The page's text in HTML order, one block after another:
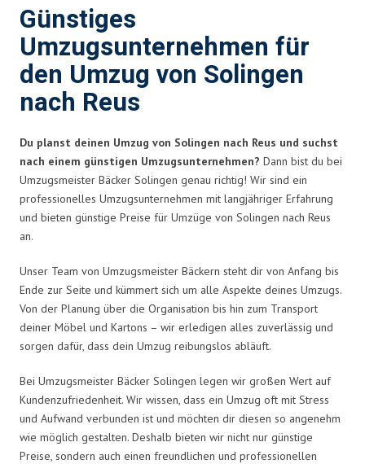
Günstiges
Umzugsunternehmen für
den Umzug von Solingen
nach Reus
Du planst deinen Umzug von Solingen nach Reus und suchst
nach einem günstigen Umzugsunternehmen? Dann bist du bei
Umzugsmeister Bäcker Solingen genau richtig! Wir sind ein
professionelles Umzugsunternehmen mit langjähriger Erfahrung
und bieten günstige Preise für Umzüge von Solingen nach Reus
an.
Unser Team von Umzugsmeister Bäckern steht dir von Anfang bis
Ende zur Seite und kümmert sich um alle Aspekte deines Umzugs.
Von der Planung über die Organisation bis hin zum Transport
deiner Möbel und Kartons – wir erledigen alles zuverlässig und
sorgen dafür, dass dein Umzug reibungslos abläuft.
Bei Umzugsmeister Bäcker Solingen legen wir großen Wert auf
Kundenzufriedenheit. Wir wissen, dass ein Umzug oft mit Stress
und Aufwand verbunden ist und möchten dir diesen so angenehm
wie möglich gestalten. Deshalb bieten wir nicht nur günstige
Preise, sondern auch einen freundlichen und professionellen